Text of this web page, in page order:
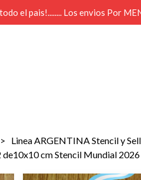
el pais!........ Los envios Por
Linea ARGENTINA Stencil y
de10x10 cm Stencil Mundial